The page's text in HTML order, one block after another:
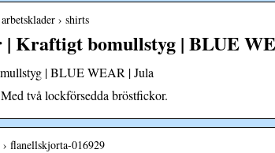
› shirts
Kraftigt bomullstyg | BLUE
| BLUE WEAR | Jula
två lockförsedda bröstfickor.
flanellskjorta-016929